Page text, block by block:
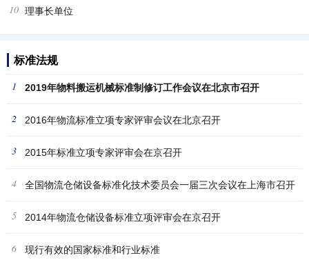
10 理事长单位
标准法规
1 2019年物料搬运机械标准制修订工作会议在北京市召开
2 2016年物流标准立项专家评审会议在北京召开
3 2015年标准立项专家评审会在京召开
4 全国物流仓储设备标准化技术委员会一届三次会议在上海市召开
5 2014年物流仓储设备标准立项评审会在京召开
6 现行有效的国家标准和行业标准